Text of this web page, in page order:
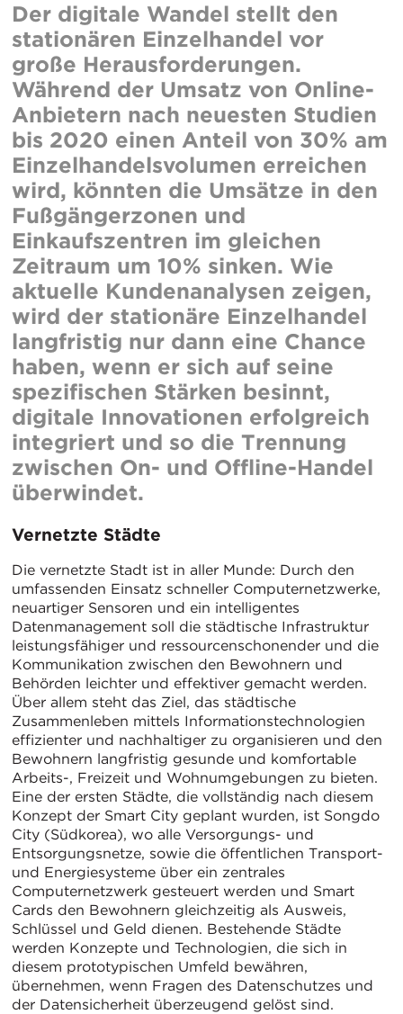
Der digitale Wandel stellt den
stationären Einzelhandel vor
große Herausforderungen.
Während der Umsatz von Online-
Anbietern nach neuesten Studien
bis 2020 einen Anteil von 30% am
Einzelhandelsvolumen erreichen
wird, könnten die Umsätze in den
Fußgängerzonen und
Einkaufszentren im gleichen
Zeitraum um 10% sinken. Wie
aktuelle Kundenanalysen zeigen,
wird der stationäre Einzelhandel
langfristig nur dann eine Chance
haben, wenn er sich auf seine
spezifischen Stärken besinnt,
digitale Innovationen erfolgreich
integriert und so die Trennung
zwischen On- und Offline-Handel
überwindet.
Vernetzte Städte
Die vernetzte Stadt ist in aller Munde: Durch den
umfassenden Einsatz schneller Computernetzwerke,
neuartiger Sensoren und ein intelligentes
Datenmanagement soll die städtische Infrastruktur
leistungsfähiger und ressourcenschonender und die
Kommunikation zwischen den Bewohnern und
Behörden leichter und effektiver gemacht werden.
Über allem steht das Ziel, das städtische
Zusammenleben mittels Informationstechnologien
effizienter und nachhaltiger zu organisieren und den
Bewohnern langfristig gesunde und komfortable
Arbeits-, Freizeit und Wohnumgebungen zu bieten.
Eine der ersten Städte, die vollständig nach diesem
Konzept der Smart City geplant wurden, ist Songdo
City (Südkorea), wo alle Versorgungs- und
Entsorgungsnetze, sowie die öffentlichen Transport-
und Energiesysteme über ein zentrales
Computernetzwerk gesteuert werden und Smart
Cards den Bewohnern gleichzeitig als Ausweis,
Schlüssel und Geld dienen. Bestehende Städte
werden Konzepte und Technologien, die sich in
diesem prototypischen Umfeld bewähren,
übernehmen, wenn Fragen des Datenschutzes und
der Datensicherheit überzeugend gelöst sind.